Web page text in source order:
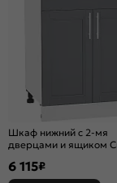
Шкаф нижний с 2-мя
дверцами и ящиком
Белый
6 115₽